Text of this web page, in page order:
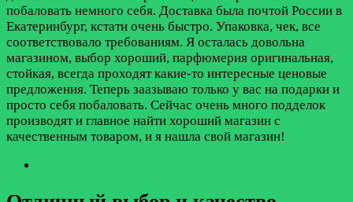
побаловать немного себя. Доставка была почтой России в
Екатеринбург, кстати очень быстро. Упаковка, чек, все
соответствовало требованиям. Я осталась довольна
магазином, выбор хороший, парфюмерия оригинальная,
стойкая, всегда проходят какие-то интересные ценовые
предложения. Теперь заазываю только у вас на подарки и
просто себя побаловать. Сейчас очень много подделок
производят и главное найти хороший магазин с
качественным товаром, и я нашла свой магазин!